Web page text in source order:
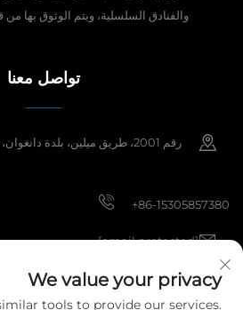
والفنادق السلسلية، ويتم الوثوق بها
تواصل معنا
رقم 2001، طريق ميلين، بلدة
+86-15305857380
[email protected]
We value your privacy
tools to provide our services.